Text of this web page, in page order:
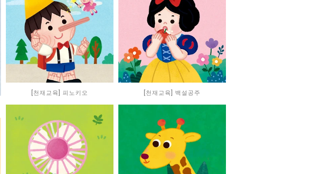
[천재교육] 피노키오
[천재교육] 백설공주